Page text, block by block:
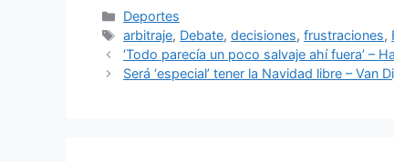
Categorías
Deportes
Etiquetas
arbitraje, Debate,decisiones,frustraciones,
‘Todo parecía un poco salvaje ahí fuera’ –
Será ‘especial’ tener la Navidad libre – Van